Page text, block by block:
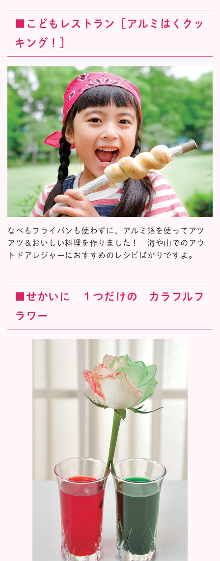
■こどもレストラン［アルミはくクッ
キング！］
なべもフライパンも使わずに、アルミ箔を使ってアツ
アツ＆おいしい料理を作りました！ 海や山でのアウ
トドアレジャーにおすすめのレシピばかりですよ。
■せかいに １つだけの カラフルフ
ラワー